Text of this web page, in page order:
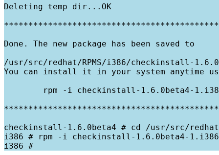
Deleting temp dir...OK
Done. The new package has been saved to
/usr/src/redhat/RPMS/i386/checkinstall-
You can install it in your system anytime
rpm -i checkinstall-1.6.0beta4-
checkinstall-1.6.0beta4 # cd /usr/src/redhat/
i386 # rpm -i checkinstall-1.6.0beta4-